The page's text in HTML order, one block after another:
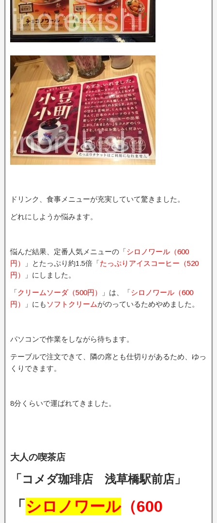
ドリンク、食事メニューが充実していて驚きました。
どれにしようか悩みます。
悩んだ結果、定番人気メニューの「シロノワール（600
円）
」とたっぷり約1.5倍「たっぷりアイスコーヒー（520
円）
」にしました。
「クリームソーダ（500円） 」は、「シロノワール（600
円）
」にも ソフトクリームがのっているためやめました。
パソコンで作業をしながら待ちます。
テーブルで注文できて、隣の席とも仕切りがあるため、ゆっ
くりできます。
8分くらいで運ばれてきました。
大人の喫茶店
「コメダ珈琲店 浅草橋駅前店」
「 シロノワール（600